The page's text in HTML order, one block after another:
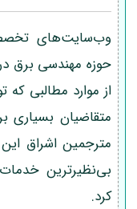
وب‌سایت‌های
حوزه مهندسی برق
از موارد مطالبی
متقاضیان بسیاری
مترجمین اشراق
بی‌نظیرترین خدمات
کرد.